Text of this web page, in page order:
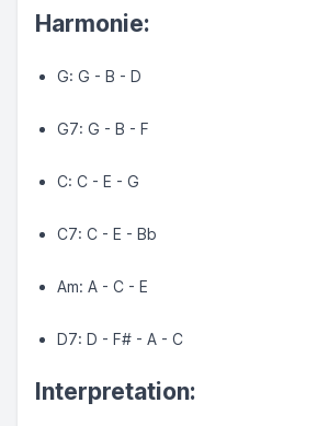
Harmonie:
G: G - B - D
G7: G - B - F
C: C - E - G
C7: C - E - Bb
Am: A - C - E
D7: D - F# - A - C
Interpretation: